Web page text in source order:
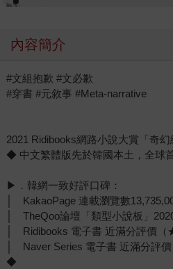
內容簡介
#文組抱歉 #文必歉
#穿書 #元敘事 #Meta-narrative
2021 Ridibooks網路小說大賞「奇
◆ 中文繁體版先於韓國本土，全球
▶．韓網一致好評口碑：
│ KakaoPage 連載瀏覽數
│ TheQoo論壇「類型小說板」
│ Ridibooks 電子書 近滿分評價（
│ Naver Series 電子書 近滿分評價
◆